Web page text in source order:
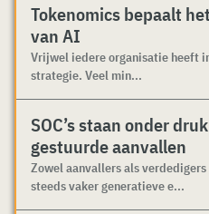
Tokenomics bepaalt
van AI
Vrijwel iedere organisatie heeft
strategie. Veel min...
SOC’s staan onder
gestuurde aanvallen
Zowel aanvallers als
steeds vaker generatieve e...